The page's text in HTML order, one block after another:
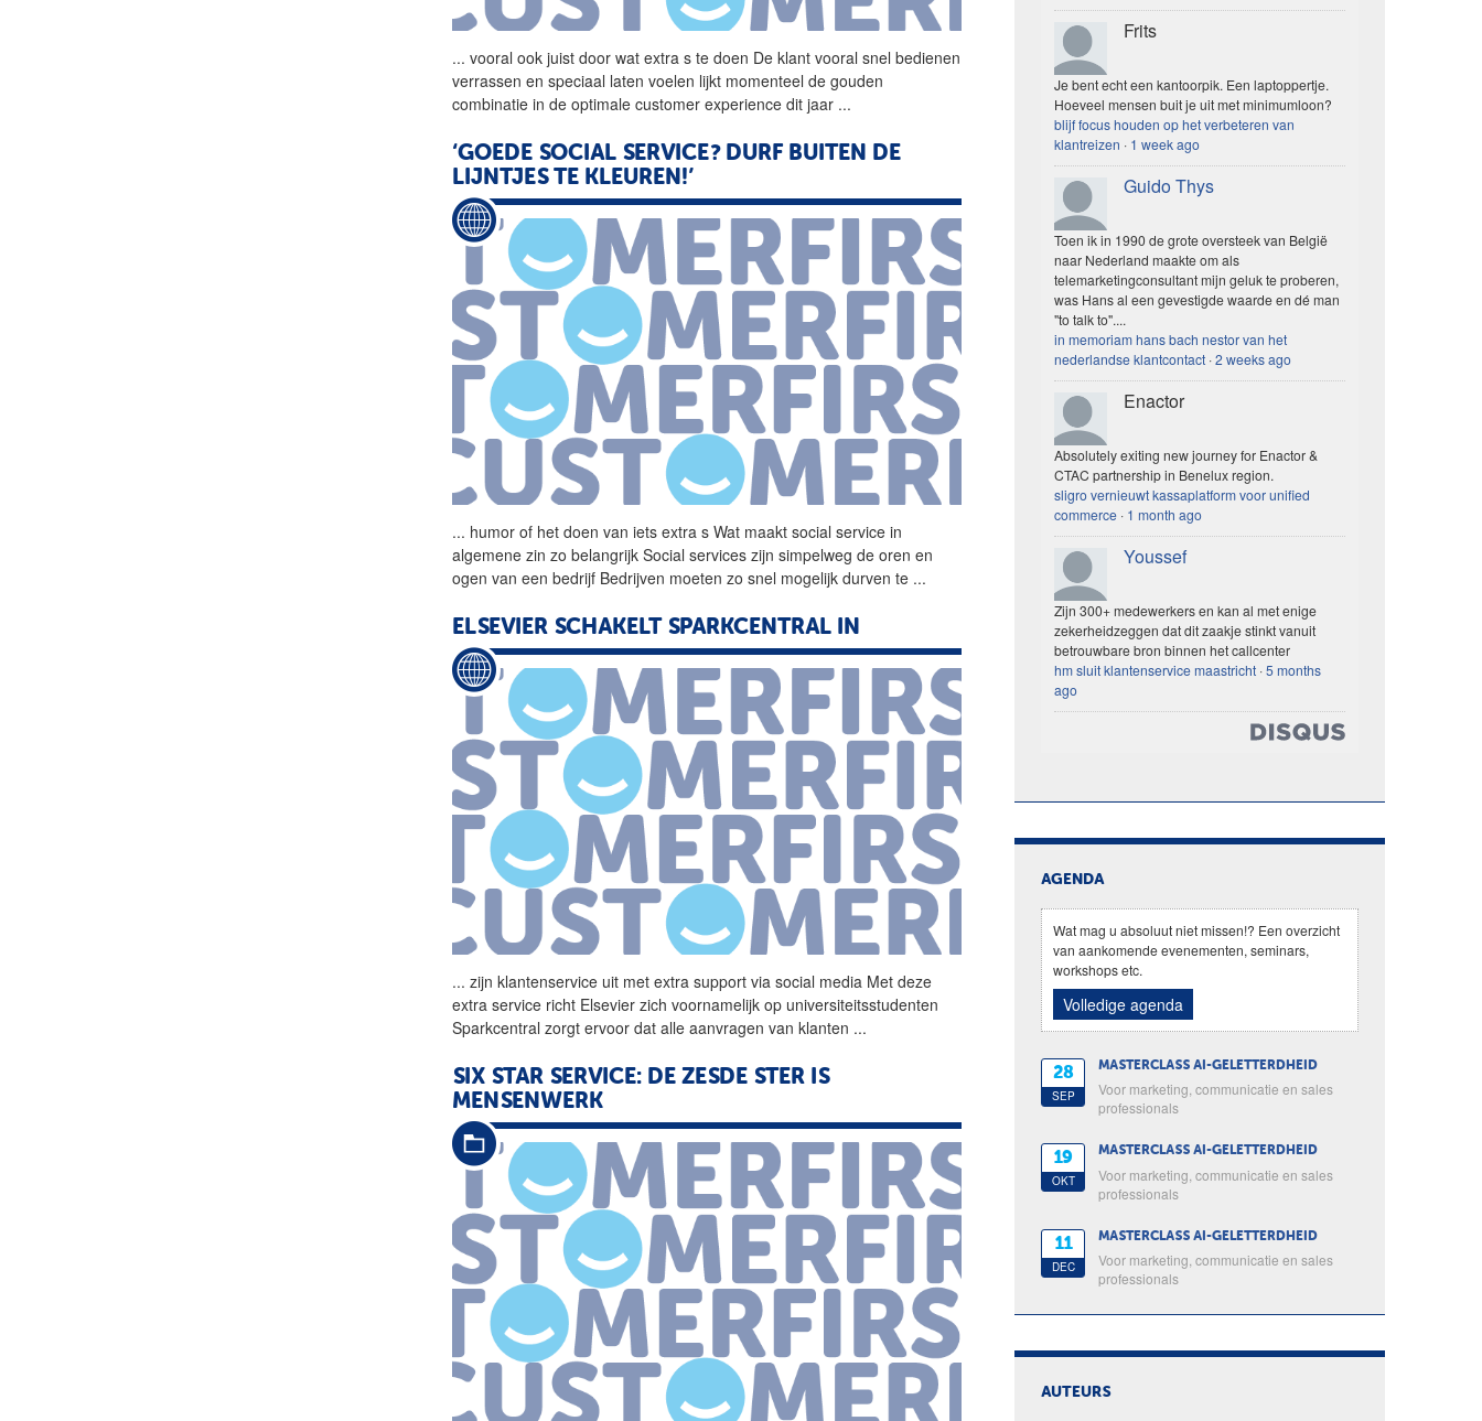
... vooral ook juist door watextra s te doen De klant vooral snel bedienen
verrassen en speciaal laten voelen lijkt momenteel de gouden
combinatie in de optimale customer experience dit jaar ...
‘GOEDE SOCIAL SERVICE? DURF BUITEN DE
LIJNTJES TE KLEUREN!’
... humor of het doen van ietsextra s Wat maakt socialservice in
algemene zin zo belangrijk Social services zijn simpelweg de oren en
ogen van een bedrijf Bedrijven moeten zo snel mogelijk durven te ...
ELSEVIER SCHAKELT SPARKCENTRAL IN
... zijn klantenservice uit metextra support via social media Met deze
extra service richt Elsevier zich voornamelijk op universiteitsstudenten
Sparkcentral zorgt ervoor dat alle aanvragen van klanten ...
SIX STAR SERVICE: DE ZESDE STER IS
MENSENWERK
Frits
Je bent echt een kantoorpik. Een laptoppertje.
Hoeveel mensen buit je uit met minimumloon?
blijf focus houden op het verbeteren van
klantreizen · 1 week ago
Guido Thys
Toen ik in 1990 de grote oversteek van België
naar Nederland maakte om als
telemarketingconsultant mijn geluk te proberen,
was Hans al een gevestigde waarde en dé man
"to talk to"....
in memoriam hans bach nestor van het
nederlandse klantcontact ·2 weeks ago
Enactor
Absolutely exiting new journey for Enactor &
CTAC partnership in Benelux region.
sligro vernieuwt kassaplatform voor unified
commerce · 1 month ago
Youssef
Zijn 300+ medewerkers en kan al met enige
zekerheidzeggen dat dit zaakje stinkt vanuit
betrouwbare bron binnen het callcenter
hm sluit klantenservice maastricht ·5 months
ago
AGENDA
Wat mag u absoluut niet missen!? Een overzicht
van aankomende evenementen, seminars,
workshops etc.
Volledige agenda
28
SEP
MASTERCLASS AI-GELETTERDHEID
Voor marketing, communicatie en sales
professionals
19
OKT
MASTERCLASS AI-GELETTERDHEID
Voor marketing, communicatie en sales
professionals
11
DEC
MASTERCLASS AI-GELETTERDHEID
Voor marketing, communicatie en sales
professionals
AUTEURS